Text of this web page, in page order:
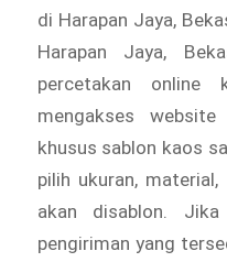
di Harapan Jaya,
Harapan Jaya,
percetakan online
mengakses
khusus sablon kaos
pilih ukuran,
akan disablon.
pengiriman yang